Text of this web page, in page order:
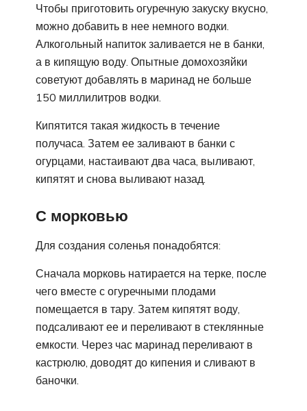
Чтобы приготовить огуречную закуску вкусно,
можно добавить в нее немного водки.
Алкогольный напиток заливается не в банки,
а в кипящую воду. Опытные домохозяйки
советуют добавлять в маринад не больше
150 миллилитров водки.
Кипятится такая жидкость в течение
получаса. Затем ее заливают в банки с
огурцами, настаивают два часа, выливают,
кипятят и снова выливают назад.
С морковью
Для создания соленья понадобятся:
Сначала морковь натирается на терке, после
чего вместе с огуречными плодами
помещается в тару. Затем кипятят воду,
подсаливают ее и переливают в стеклянные
емкости. Через час маринад переливают в
кастрюлю, доводят до кипения и сливают в
баночки.